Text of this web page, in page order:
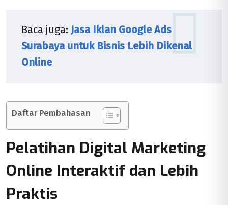
Baca juga: Jasa Iklan GoogleAds
Surabaya untuk Bisnis Lebih Dikenal
Online
Daftar Pembahasan
Pelatihan Digital Marketing
Online Interaktif dan Lebih
Praktis